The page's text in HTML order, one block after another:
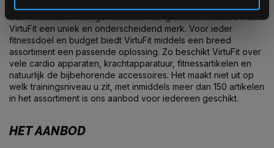
VirtuFit een uniek en onderscheidend merk. Voor ieder
fitnessdoel en budget biedt VirtuFit middels een breed
assortiment een passende oplossing. Zo beschikt VirtuFit over
vele cardio apparaten, krachtapparatuur, fitnessartikelen en
natuurlijk de bijbehorende accessoires. Het maakt niet uit op
welk trainingsniveau u zit, met inmiddels meer dan 150 artikelen
in het assortiment is ons aanbod voor iedereen geschikt.
HET AANBOD